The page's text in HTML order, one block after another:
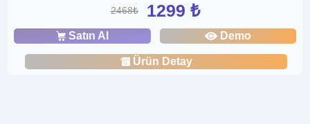
2468₺ 1299 ₺
Satın Al Demo
Ürün Detay